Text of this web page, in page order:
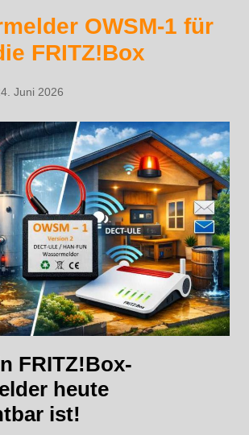
OWSM‑1 für
FRITZ!Box
Juni 2026
FRITZ!Box-
heute
ist!